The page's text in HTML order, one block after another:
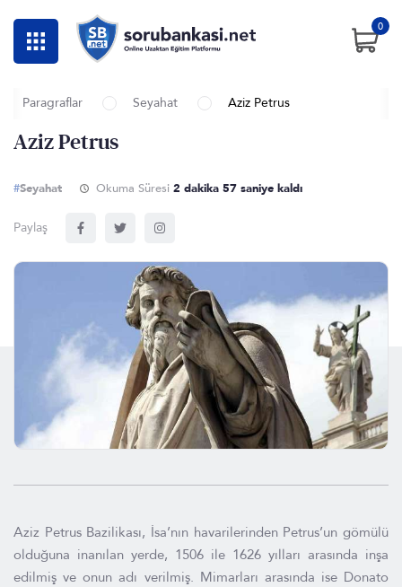
0
Paragraflar Seyahat Aziz Petrus
Aziz Petrus
#Seyahat Okuma Süresi 2 dakika 57 saniye kaldı
Paylaş
Aziz Petrus Bazilikası, İsa’nın havarilerinden Petrus’un gömülü
olduğuna inanılan yerde, 1506 ile 1626 yılları arasında inşa
edilmiş ve onun adı verilmiş. Mimarları arasında ise Donato